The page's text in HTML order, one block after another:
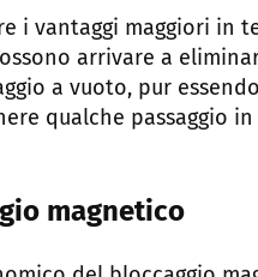
i vantaggi maggiori in
arrivare a
a vuoto, pur
qualche passaggio
magnetico